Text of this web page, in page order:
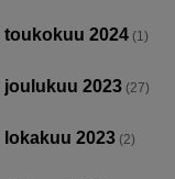
toukokuu 2024 (1)
joulukuu 2023 (27)
lokakuu 2023 (2)